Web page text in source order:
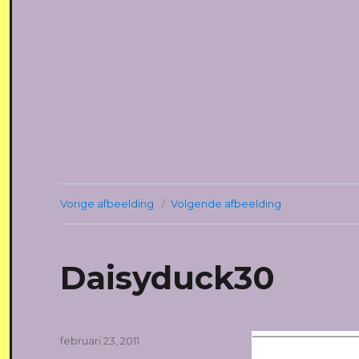
Vorige afbeelding Volgende afbeelding
Daisyduck30
Geplaatst
februari 23, 2011